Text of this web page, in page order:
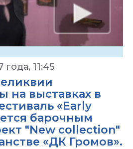
года, 11:45
на выставках в
«Еarly
барочным
"New collection"
«ДК Громов».